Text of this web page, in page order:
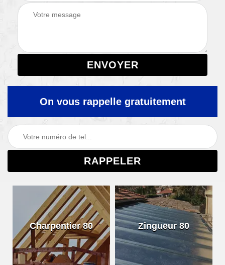
On vous rappelle gratuitement
Charpentier 80 Zingueur 80